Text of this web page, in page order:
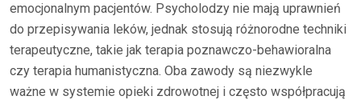
emocjonalnym pacjentów. Psycholodzy nie mają uprawnień
do przepisywania leków, jednak stosują różnorodne techniki
terapeutyczne, takie jak terapia poznawczo-behawioralna
czy terapia humanistyczna. Oba zawody są niezwykle
ważne w systemie opieki zdrowotnej i często współpracują